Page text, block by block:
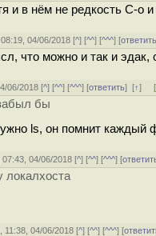
и в нём не редкость C-o и
04/06/2018 [^] [^^] [^^^] [
что можно и так и эдак,
06/2018 [^] [^^] [^^^] [ответить][↑] [
бы
ls, он помнит каждый
07:43, 04/06/2018 [^] [^^] [^^^] [
локалхоста
11:38, 04/06/2018 [^] [^^] [^^^] [